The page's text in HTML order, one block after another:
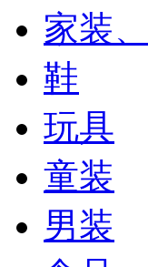
家装
鞋
玩具
童装
男装